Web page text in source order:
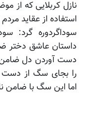
نازل کربلایی که از
استفاده از عقاید
سوداگردوره گرد:
داستان عاشق دختر
دست آوردن دل
را بجای سگ از دست
اما این سگ با ضامن